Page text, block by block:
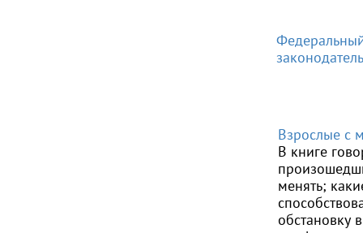
Взрослые с
В книге
менять;
обстановку